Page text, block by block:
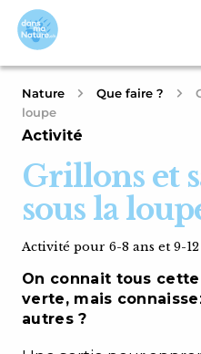
Nature Que faire ?
loupe
Activité
Grillons et
sous la
Activité pour 6-8 ans et 9-12
On connait tous
verte, mais
autres ?